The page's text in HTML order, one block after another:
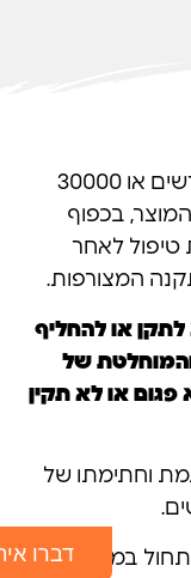
תוקף כתב אחריות זה הינו ל- 12 חודשים או 30000
בכפוף
טיפול לאחר
לתקן או להחליף
של
או לא תקין
וחתימתו של
במקריםדברו